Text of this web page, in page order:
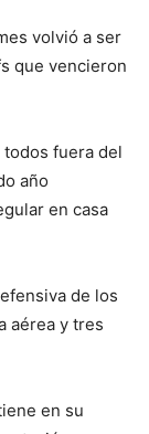
volvió a ser
que vencieron
fuera del
año
en casa
de los
aérea y tres
en su